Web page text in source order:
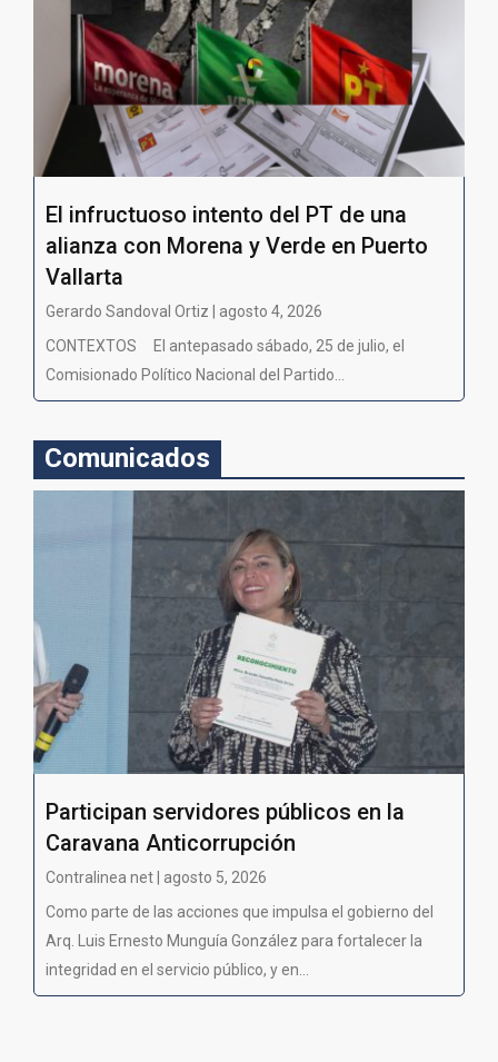
El infructuoso intento del PT de una
alianza con Morena y Verde en Puerto
Vallarta
Gerardo Sandoval Ortiz | agosto 4, 2026
CONTEXTOS El antepasado sábado, 25 de julio, el
Comisionado Político Nacional del Partido...
Comunicados
Participan servidores públicos en la
Caravana Anticorrupción
Contralinea net | agosto 5, 2026
Como parte de las acciones que impulsa el gobierno del
Arq. Luis Ernesto Munguía González para fortalecer la
integridad en el servicio público, y en...